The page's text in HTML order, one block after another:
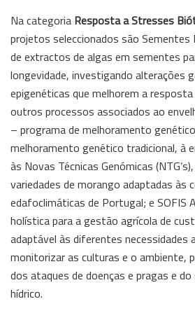
Na categoria Resposta a Stresses
projetos seleccionados são Sementes
de extractos de algas em sementes
longevidade, investigando alterações
epigenéticas que melhorem a
outros processos associados ao
– programa de melhoramento
melhoramento genético tradicional, à
às Novas Técnicas Genómicas
variedades de morango adaptadas às
edafoclimáticas de Portugal; e SOFIS
holística para a gestão agrícola de
adaptável às diferentes necessidades
monitorizar as culturas e o ambiente,
dos ataques de doenças e pragas e
hídrico.